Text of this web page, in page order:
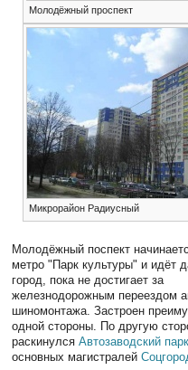
Молодёжный проспект
Микрорайон Радиусный
Молодёжный поспект
метро "Парк культуры" и идёт
город, пока не достигает за
железнодорожным переездом
шиномонтажа. Застроен
одной стороны. По другую
раскинулсяАвтозаводский парк
основных магистралей